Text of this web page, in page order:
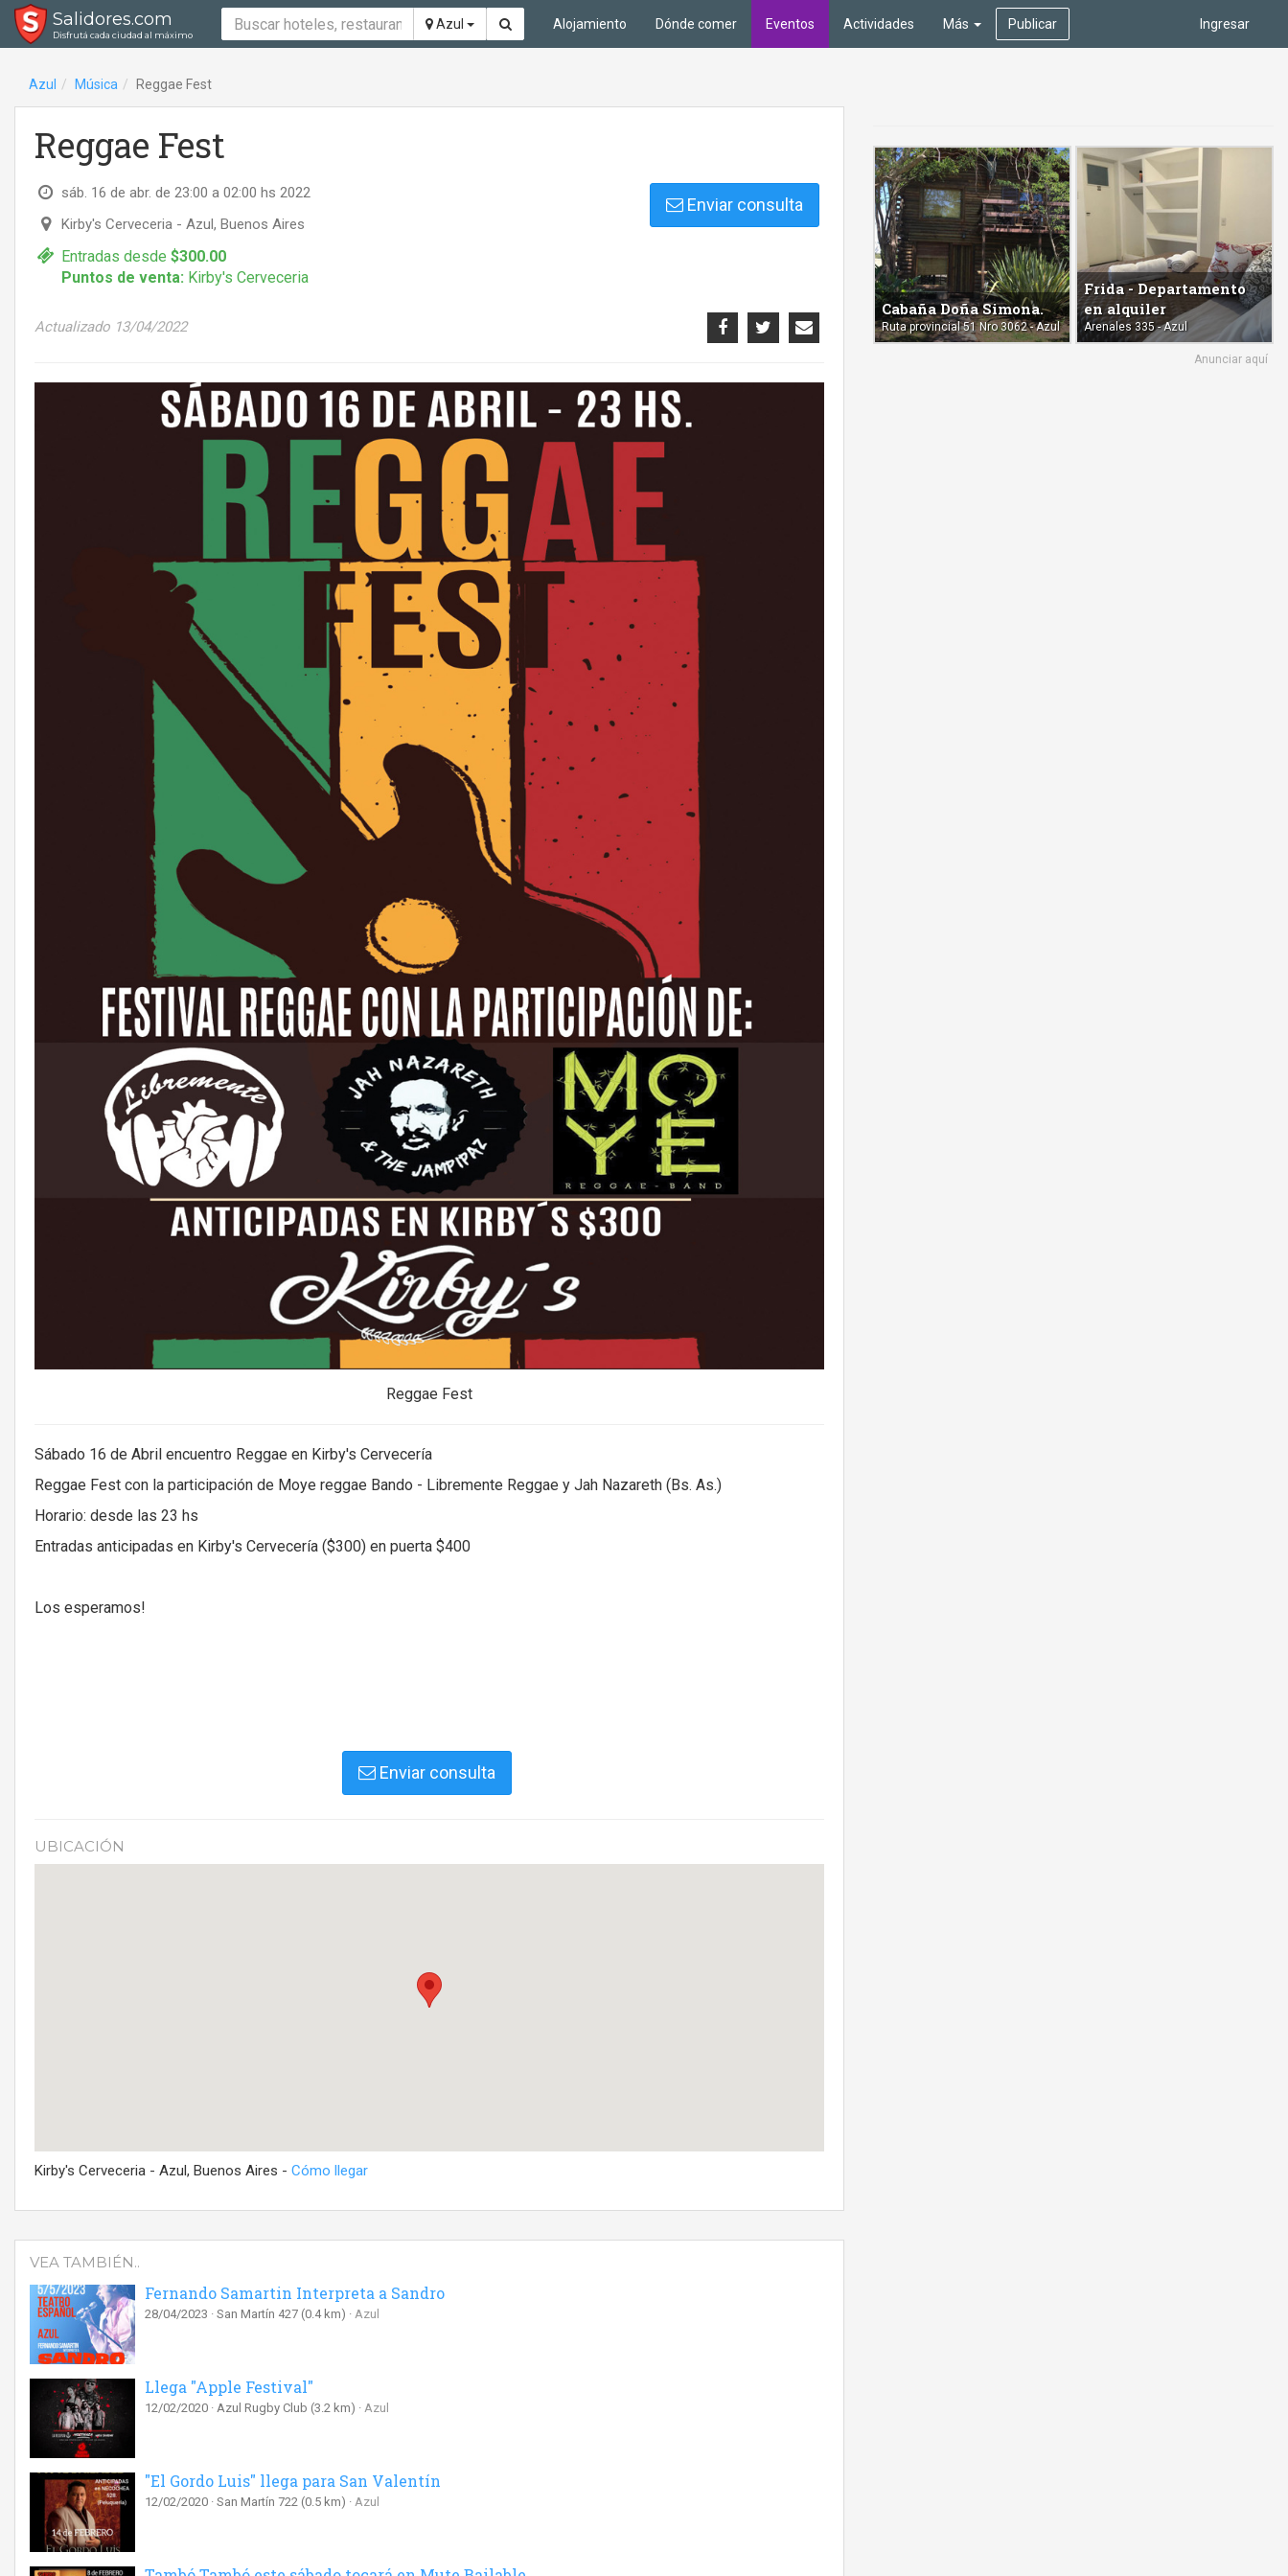
Salidores.com
Disfrutá cada ciudad al máximo
Azul Ingresar
Alojamiento Dónde comer Eventos Actividades Más Publicar
Azul Música Reggae Fest
Reggae Fest
sáb. 16 de abr. de 23:00 a 02:00 hs 2022
Kirby's Cerveceria - Azul, Buenos Aires
Entradas desde $300.00
Puntos de venta: Kirby's Cerveceria
Enviar consulta
Actualizado 13/04/2022
Reggae Fest
Sábado 16 de Abril encuentro Reggae en Kirby's Cervecería
Reggae Fest con la participación de Moye reggae Bando - Libremente Reggae y Jah Nazareth (Bs. As.)
Horario: desde las 23 hs
Entradas anticipadas en Kirby's Cervecería ($300) en puerta $400
Los esperamos!
Enviar consulta
UBICACIÓN
Kirby's Cerveceria - Azul, Buenos Aires - Cómo llegar
VEA TAMBIÉN..
Fernando Samartin Interpreta a Sandro
28/04/2023 San Martín 427 (0.4 km) Azul
Llega "Apple Festival"
12/02/2020 Azul Rugby Club (3.2 km) Azul
"El Gordo Luis" llega para San Valentín
12/02/2020 San Martín 722 (0.5 km) Azul
Cabaña Doña Simona.
Ruta provincial 51 Nro 3062 - Azul
Frida - Departamento
en alquiler
Arenales 335 - Azul
Anunciar aquí